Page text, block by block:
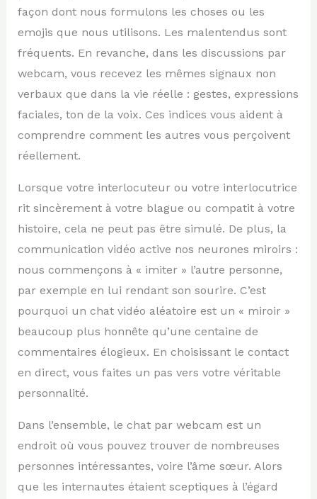
façon dont nous formulons les choses ou les
emojis que nous utilisons. Les malentendus sont
fréquents. En revanche, dans les discussions par
webcam, vous recevez les mêmes signaux non
verbaux que dans la vie réelle : gestes, expressions
faciales, ton de la voix. Ces indices vous aident à
comprendre comment les autres vous perçoivent
réellement.
Lorsque votre interlocuteur ou votre interlocutrice
rit sincèrement à votre blague ou compatit à votre
histoire, cela ne peut pas être simulé. De plus, la
communication vidéo active nos neurones miroirs :
nous commençons à « imiter » l’autre personne,
par exemple en lui rendant son sourire. C’est
pourquoi un chat vidéo aléatoire est un « miroir »
beaucoup plus honnête qu’une centaine de
commentaires élogieux. En choisissant le contact
en direct, vous faites un pas vers votre véritable
personnalité.
Dans l’ensemble, le chat par webcam est un
endroit où vous pouvez trouver de nombreuses
personnes intéressantes, voire l’âme sœur. Alors
que les internautes étaient sceptiques à l’égard